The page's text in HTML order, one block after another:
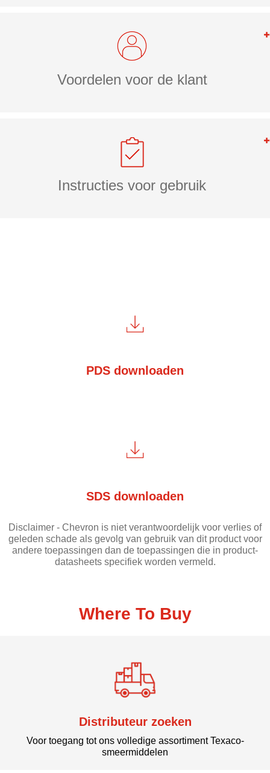
Voordelen voor de klant
Instructies voor gebruik
PDS downloaden
SDS downloaden
Disclaimer - Chevron is niet verantwoordelijk voor verlies of
geleden schade als gevolg van gebruik van dit product voor
andere toepassingen dan de toepassingen die in product-
datasheets specifiek worden vermeld.
Where To Buy
Distributeur zoeken
Voor toegang tot ons volledige assortiment Texaco-
smeermiddelen